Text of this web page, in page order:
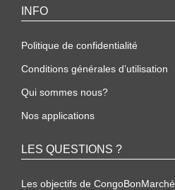
INFO
Politique de confidentialité
Conditions générales d’utilisation
Qui sommes nous?
Nos applications
LES QUESTIONS ?
Les objectifs de CongoBonMarché.